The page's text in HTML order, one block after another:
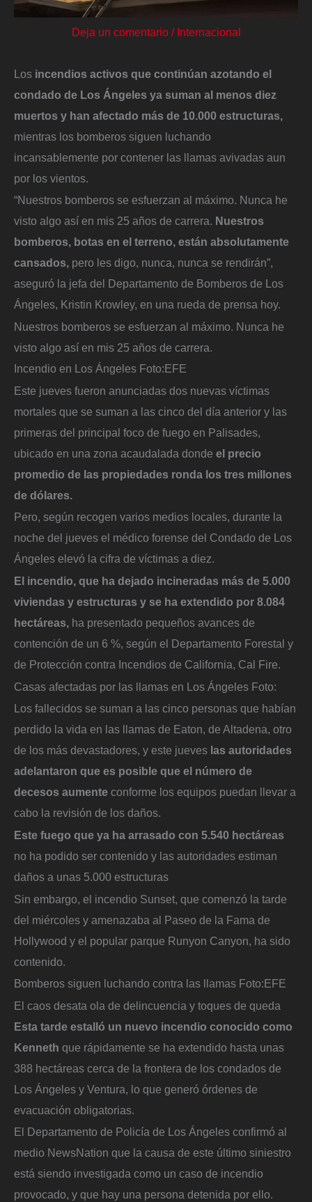
Deja un comentario / Internacional
Los incendios activos que continúan azotando el
condado de Los Ángeles ya suman al menos diez
muertos y han afectado más de 10.000 estructuras,
mientras los bomberos siguen luchando
incansablemente por contener las llamas avivadas aun
por los vientos.
“Nuestros bomberos se esfuerzan al máximo. Nunca he
visto algo así en mis 25 años de carrera. Nuestros
bomberos, botas en el terreno, están absolutamente
cansados, pero les digo, nunca, nunca se rendirán”,
aseguró la jefa del Departamento de Bomberos de Los
Ángeles, Kristin Krowley, en una rueda de prensa hoy.
Nuestros bomberos se esfuerzan al máximo. Nunca he
visto algo así en mis 25 años de carrera.
Incendio en Los Ángeles Foto:EFE
Este jueves fueron anunciadas dos nuevas víctimas
mortales que se suman a las cinco del día anterior y las
primeras del principal foco de fuego en Palisades,
ubicado en una zona acaudalada donde el precio
promedio de las propiedades ronda los tres millones
de dólares.
Pero, según recogen varios medios locales, durante la
noche del jueves el médico forense del Condado de Los
Ángeles elevó la cifra de víctimas a diez.
El incendio, que ha dejado incineradas más de 5.000
viviendas y estructuras y se ha extendido por 8.084
hectáreas, ha presentado pequeños avances de
contención de un 6 %, según el Departamento Forestal y
de Protección contra Incendios de California, Cal Fire.
Casas afectadas por las llamas en Los Ángeles Foto:
Los fallecidos se suman a las cinco personas que habían
perdido la vida en las llamas de Eaton, de Altadena, otro
de los más devastadores, y este jueves las autoridades
adelantaron que es posible que el número de
decesos aumente conforme los equipos puedan llevar a
cabo la revisión de los daños.
Este fuego que ya ha arrasado con 5.540 hectáreas
no ha podido ser contenido y las autoridades estiman
daños a unas 5.000 estructuras
Sin embargo, el incendio Sunset, que comenzó la tarde
del miércoles y amenazaba al Paseo de la Fama de
Hollywood y el popular parque Runyon Canyon, ha sido
contenido.
Bomberos siguen luchando contra las llamas Foto:EFE
El caos desata ola de delincuencia y toques de queda
Esta tarde estalló un nuevo incendio conocido como
Kenneth que rápidamente se ha extendido hasta unas
388 hectáreas cerca de la frontera de los condados de
Los Ángeles y Ventura, lo que generó órdenes de
evacuación obligatorias.
El Departamento de Policía de Los Ángeles confirmó al
medio NewsNation que la causa de este último siniestro
está siendo investigada como un caso de incendio
provocado, y que hay una persona detenida por ello.